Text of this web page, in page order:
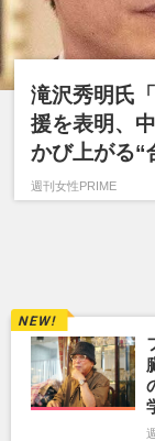
滝沢秀明氏
援を表明、
かび上がる“
週刊女性PRIME